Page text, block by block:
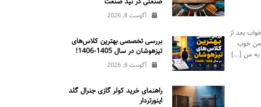
بعد از
من خوب
به من […]
آگوست 8, 2026
بررسی تخصصی بهترین کلاس‌های
تیزهوشان در سال 1405-1406!
آگوست 8, 2026
راهنمای خرید کولر گازی جنرال‌ گلد
اینورتر‌دار